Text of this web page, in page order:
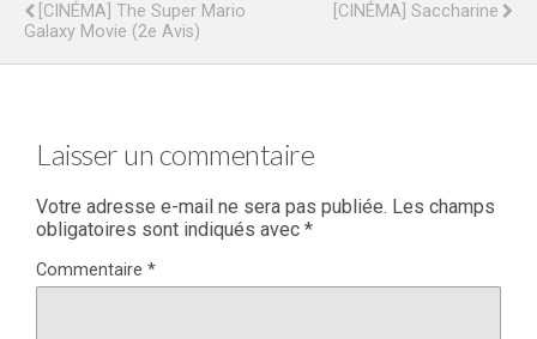
[CINÉMA] The Super Mario
Galaxy Movie (2e Avis)
[CINÉMA] Saccharine
Laisser un commentaire
Votre adresse e-mail ne sera pas publiée. Les champs
obligatoires sont indiqués avec *
Commentaire *